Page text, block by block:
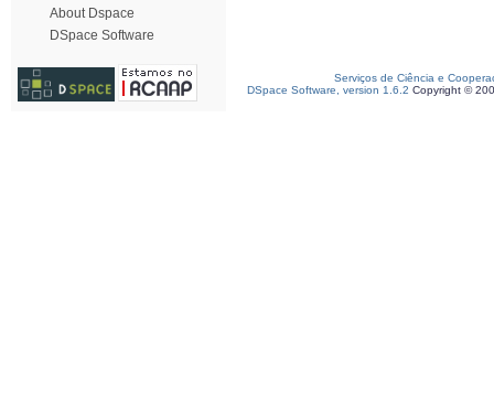
About Dspace
DSpace Software
Serviços de Ciência e
DSpace Software, version 1.6.2 Copyright ©